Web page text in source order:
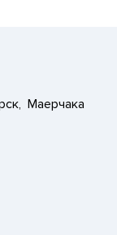
Маерчака